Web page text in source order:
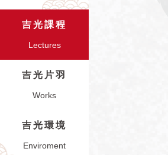
吉光課程
Lectures
吉光片羽
Works
吉光環境
Enviroment